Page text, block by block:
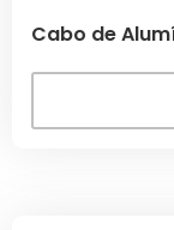
Cabo de